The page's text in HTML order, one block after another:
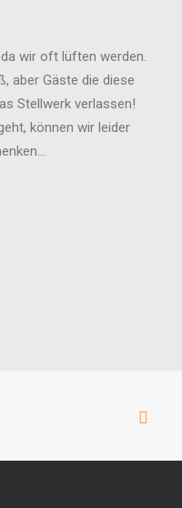
wir oft lüften werden.
aber Gäste die diese
Stellwerk verlassen!
können wir leider